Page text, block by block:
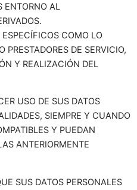
ENTORNO AL
COMO LO
PRESTADORES DE SERVICIO,
Y REALIZACIÓN DEL
USO DE SUS DATOS
SIEMPRE Y CUANDO
Y PUEDAN
ANTERIORMENTE
SUS DATOS PERSONALES